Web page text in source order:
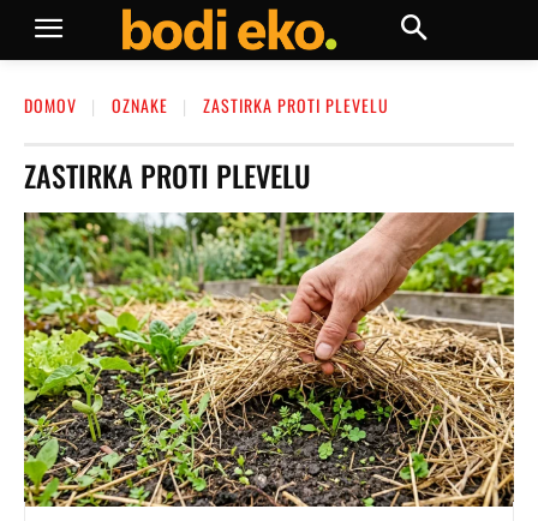
DOMOV OZNAKE ZASTIRKA PROTI PLEVELU
ZASTIRKA PROTI PLEVELU